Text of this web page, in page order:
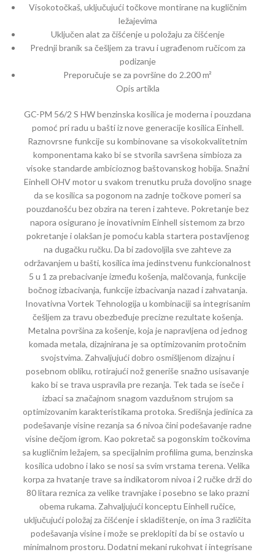
Visokotočkaš, uključujući točkove montirane na kugličnim
ležajevima
Uključen alat za čišćenje u položaju za čišćenje
Prednji branik sa češljem za travu i ugrađenom ručicom za
podizanje
Preporučuje se za površine do 2.200 m²
Opis artikla
GC-PM 56/2 S HW benzinska kosilica je moderna i pouzdana
pomoć pri radu u bašti iz nove generacije kosilica Einhell.
Raznovrsne funkcije su kombinovane sa visokokvalitetnim
komponentama kako bi se stvorila savršena simbioza za
visoke standarde ambicioznog baštovanskog hobija. Snažni
Einhell OHV motor u svakom trenutku pruža dovoljno snage
da se kosilica sa pogonom na zadnje točkove pomeri sa
pouzdanošću bez obzira na teren i zahteve. Pokretanje bez
napora osigurano je inovativnim Einhell sistemom za brzo
pokretanje i olakšan je pomoću kabla startera postavljenog
na dugačku ručku. Da bi zadovoljila sve zahteve za
održavanjem u bašti, kosilica ima jedinstvenu funkcionalnost
5 u 1 za prebacivanje između košenja, malčovanja, funkcije
bočnog izbacivanja, funkcije izbacivanja nazad i zahvatanja.
Inovativna Vortek Tehnologija u kombinaciji sa integrisanim
češljem za travu obezbeđuje precizne rezultate košenja.
Metalna površina za košenje, koja je napravljena od jednog
komada metala, dizajnirana je sa optimizovanim protočnim
svojstvima. Zahvaljujući dobro osmišljenom dizajnu i
posebnom obliku, rotirajući nož generiše snažno usisavanje
kako bi se trava uspravila pre rezanja. Tek tada se iseče i
izbaci sa značajnom snagom vazdušnom strujom sa
optimizovanim karakteristikama protoka. Središnja jedinica za
podešavanje visine rezanja sa 6 nivoa čini podešavanje radne
visine dečjom igrom. Kao pokretač sa pogonskim točkovima
sa kugličnim ležajem, sa specijalnim profilima guma, benzinska
kosilica udobno i lako se nosi sa svim vrstama terena. Velika
korpa za hvatanje trave sa indikatorom nivoa i 2 ručke drži do
80 litara reznica za velike travnjake i posebno se lako prazni
obema rukama. Zahvaljujući konceptu Einhell ručice,
uključujući položaj za čišćenje i skladištenje, on ima 3 različita
podešavanja visine i može se preklopiti da bi se ostavio u
minimalnom prostoru. Dodatni mekani rukohvat i integrisane